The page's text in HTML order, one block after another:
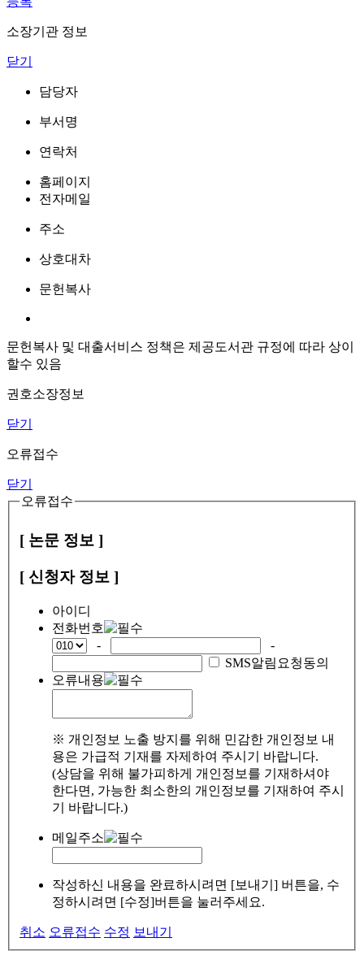
소장기관 정보
닫기
담당자
부서명
연락처
홈페이지
전자메일
주소
상호대차
문헌복사
문헌복사 및 대출서비스 정책은 제공도서관 규정에 따라 상이
할수 있음
권호소장정보
닫기
오류접수
닫기
오류접수
[ 논문 정보 ]
[ 신청자 정보 ]
아이디
전화번호
-
-
SMS알림요청동의
오류내용
※ 개인정보 노출 방지를 위해 민감한 개인정보 내
용은 가급적 기재를 자제하여 주시기 바랍니다.
(상담을 위해 불가피하게 개인정보를 기재하셔야
한다면, 가능한 최소한의 개인정보를 기재하여 주시
기 바랍니다.)
메일주소
작성하신 내용을 완료하시려면 [보내기] 버튼을, 수
정하시려면 [수정]버튼을 눌러주세요.
취소 오류접수 수정 보내기